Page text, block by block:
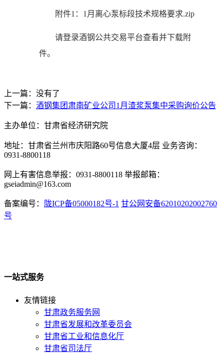
附件1：1月离心泵标段技术规格要求.zip
请登录酒钢公共交易平台查看并下载附
件。
上一篇：没有了
下一篇： 酒钢集团肃南矿业公司1月渣浆泵集中采购询价公告
主办单位：甘肃省经济研究院
地址：甘肃省兰州市庆阳路60号信息大厦4层 业务咨询：
0931-8800118
网上有害信息举报：0931-8800118 举报邮箱：
gseiadmin@163.com
备案编号： 陇ICP备05000182号-1 甘公网安备62010202002760
号
一站式服务
友情链接
甘肃政务服务网
甘肃省发展和改革委员会
甘肃省工业和信息化厅
甘肃省司法厅